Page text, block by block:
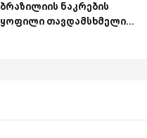
ბრაზილიის ნაკრების
ყოფილი თავდამსხმელი...